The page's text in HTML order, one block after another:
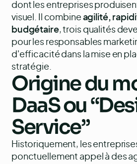
dont les entreprises
visuel. Il combine agilité,
budgétaire, trois qualités
pour les responsables
d'efficacité dans la mise en
stratégie.
Origine du
DaaS ou
Service”
Historiquement, les
ponctuellement appel à des